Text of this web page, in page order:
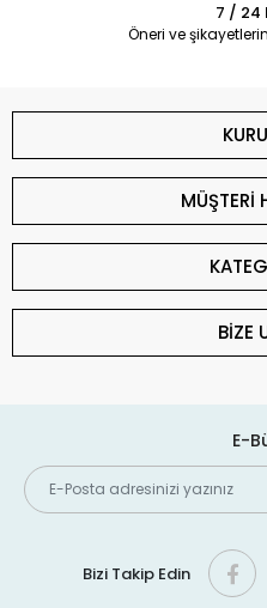
7 / 24
Öneri ve
MÜŞTERİ
BİZE
E-
Bizi Takip Edin